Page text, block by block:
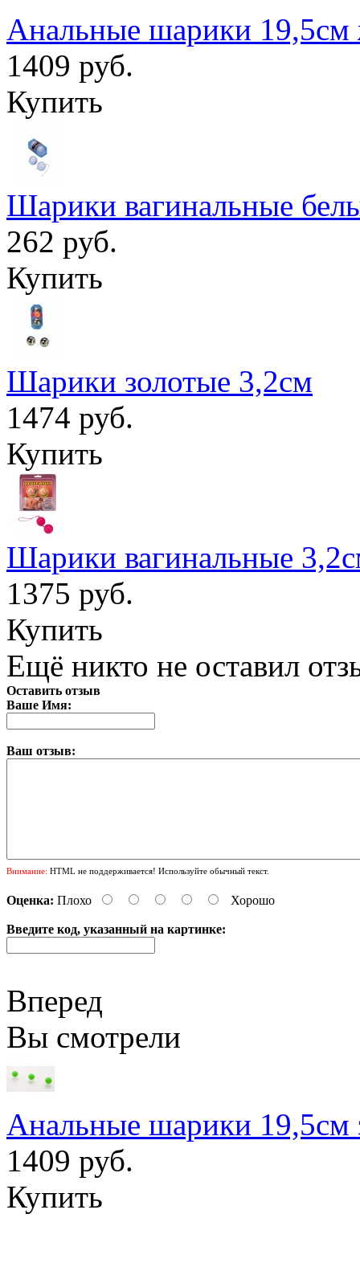
Анальные шарики 19,5см
1409 руб.
Купить
Шарики вагинальные
262 руб.
Купить
Шарики золотые 3,2см
1474 руб.
Купить
Шарики вагинальные
1375 руб.
Купить
Ещё никто не оставил
Оставить отзыв
Ваше Имя:
Ваш отзыв:
Внимание: HTML не поддерживается! Используйте обычный текст.
Оценка: Плохо Хорошо
Введите код, указанный на картинке:
Вперед
Вы смотрели
Анальные шарики 19,5см
1409 руб.
Купить